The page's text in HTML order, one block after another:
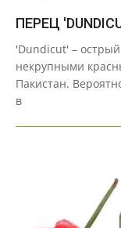
ПЕРЕЦ
09-
28
'Dundicut' –
некрупными
Пакистан.
в